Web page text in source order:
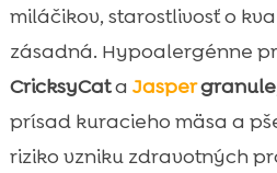
miláčikov, starostlivosť o
zásadná. Hypoalergénne
CricksyCata Jaspergranule
prísad kuracieho mäsa a
riziko vzniku zdravotných